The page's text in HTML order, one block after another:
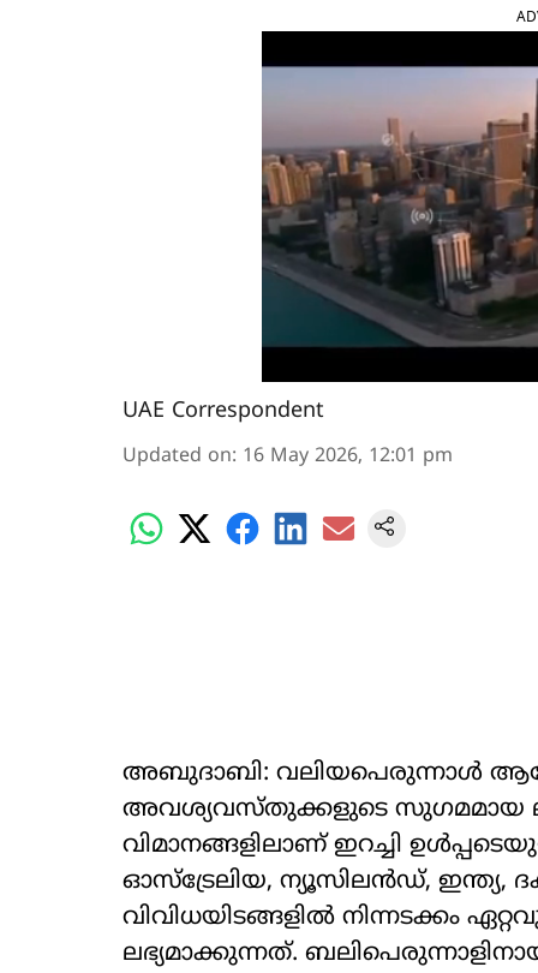
UAE Correspondent
Updated on: 16 May 2026, 12:01 pm
അബുദാബി: വലിയപെരുന്നാൾ
അവശ്യവസ്തുക്കളുടെ സു​ഗമമായ
വിമാനങ്ങളിലാണ് ഇറച്ചി
ഓസ്ട്രേലിയ, ന്യൂസിലൻഡ്, ഇന്ത്യ,
വിവിധയിടങ്ങളിൽ നിന്നടക്കം
ലഭ്യമാക്കുന്നത്.